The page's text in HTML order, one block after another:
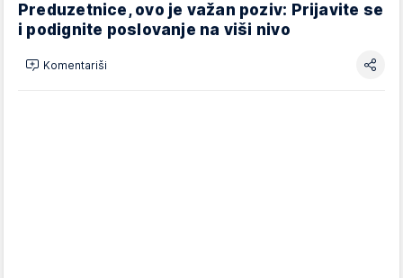
Preduzetnice, ovo je važan poziv: Prijavite se
i podignite poslovanje na viši nivo
Komentariši